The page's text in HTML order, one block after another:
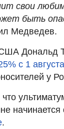
свои
быть
Медведев.
Дональд
с 1 августа
у
.